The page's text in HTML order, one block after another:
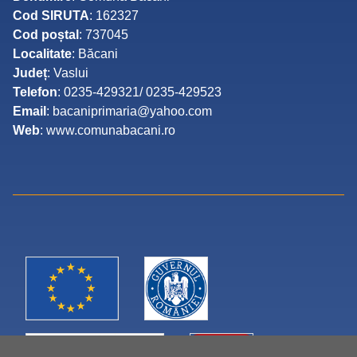
Cod SIRUTA: 162327
Cod poștal : 737045
Localitate: Băcani
Județ: Vaslui
Telefon: 0235-429321/ 0235-429523
Email : bacaniprimaria@yahoo.com
Web: www.comunabacani.ro